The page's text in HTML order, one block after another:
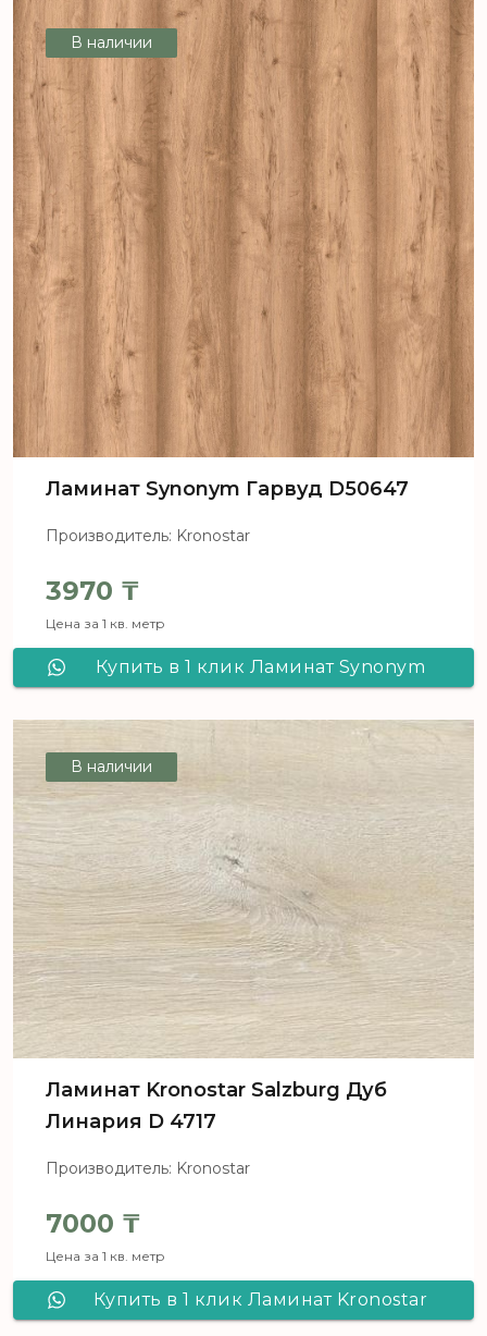
В наличии
Ламинат Synonym Гарвуд D50647
Производитель: Kronostar
3970 ₸
Цена за 1 кв. метр
Купить в 1 клик Ламинат Synonym
В наличии
Ламинат Kronostar Salzburg Дуб
Линария D 4717
Производитель: Kronostar
7000 ₸
Цена за 1 кв. метр
Купить в 1 клик Ламинат Kronostar